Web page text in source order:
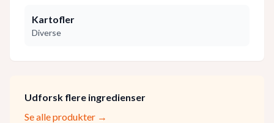
Kartofler
Diverse
Udforsk flere ingredienser
Se alle produkter →